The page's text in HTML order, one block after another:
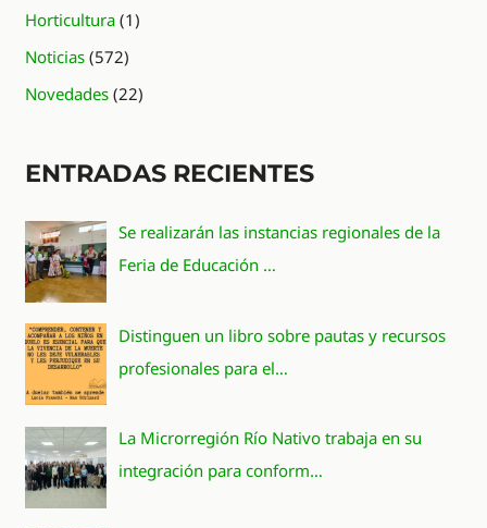
Horticultura (1)
Noticias (572)
Novedades (22)
ENTRADAS RECIENTES
Se realizarán las instancias regionales de la
Feria de Educación …
Distinguen un libro sobre pautas y recursos
profesionales para el…
La Microrregión Río Nativo trabaja en su
integración para conform…